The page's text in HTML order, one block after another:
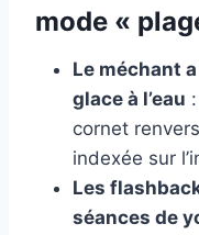
mode «
Le méchant
glace à l’eau
cornet
indexée sur
Les
séances de